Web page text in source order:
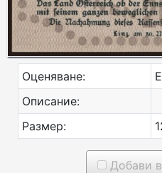
Оценяване:
Описание:
Размер:
Добави